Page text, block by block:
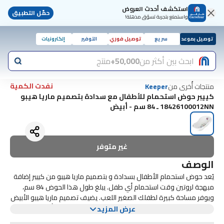
استكشف أحدث العروض
واستمتع بتجربة تسوّق مذهلة! حمّل التطبيق
توصيل بموعد سريع توصيل فوري التوفير إلكترونيات
ابحث بين أكثر من50,000+ منتج
منتجات أُخرى منKeeper
نفدت الكمية
كييبر حوض استحمام للأطفال مع سدادة بتصميم ماريا هيبو
18426100012NN ـ 84 سم - أبيض
غير متوفر
الوصف
يُعد حوض استحمام الأطفال بسدادة و بتصميم ماريا هيبو من كييبر إضافة
مبهجة لروتين وقت استحمام أي طفل. يبلغ طول هذا الحوض 84 سم،
ويوفر مساحة كبيرة لطفلك الصغير اللعب. يضيف تصميم ماريا هيبو الأبيض
الرائع لمسة ممتعة إلى حوض الاستحمام، مما يجعل وقت الاستحمام
حوض استحمام الأطفال هذا ليس لطيفًا فحسب، بل عملي أيضًا. تسهل
عرض المزيد